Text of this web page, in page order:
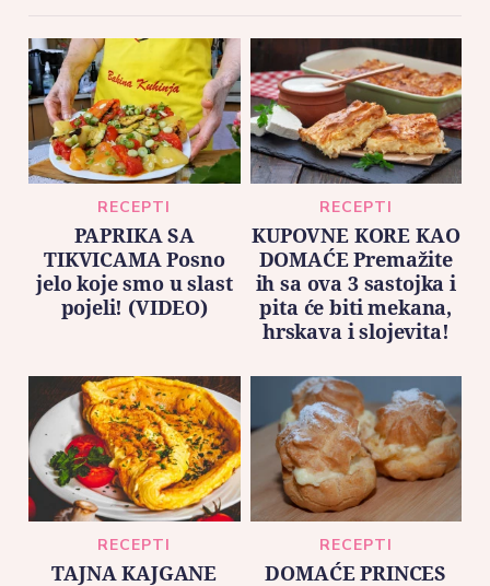
RECEPTI
PAPRIKA SA
TIKVICAMA Posno
jelo koje smo u slast
pojeli! (VIDEO)
RECEPTI
KUPOVNE KORE KAO
DOMAĆE Premažite
ih sa ova 3 sastojka i
pita će biti mekana,
hrskava i slojevita!
RECEPTI
TAJNA KAJGANE
RECEPTI
DOMAĆE PRINCES